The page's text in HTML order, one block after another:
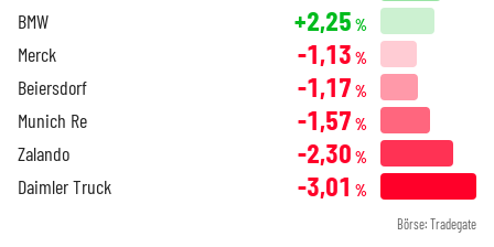
BMW +2,25 %
Merck -1,13 %
Beiersdorf -1,17 %
Munich Re -1,57 %
Zalando -2,30 %
Daimler Truck -3,01 %
Börse: Tradegate